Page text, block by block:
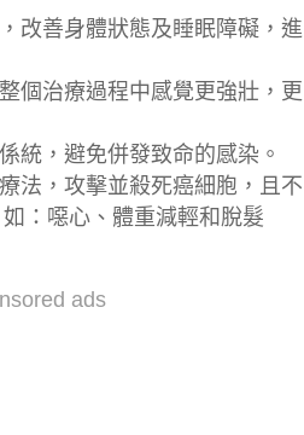
改善身體狀態及睡眠障礙，進
個治療過程中感覺更強壯，更
統，避免併發致命的感染。
法，攻擊並殺死癌細胞，且不
：噁心、體重減輕和脫髮
ads